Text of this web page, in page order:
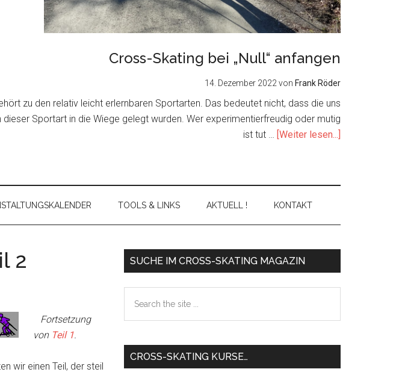
Cross-Skating bei „Null“ anfangen
14. Dezember 2022 von Frank Röder
zu den relativ leicht erlernbaren Sportarten. Das bedeutet nicht, dass die uns
dieser Sportart in die Wiege gelegt wurden. Wer experimentierfreudig oder mutig
ist tut … [Weiter lesen...]
TOOLS & LINKS AKTUELL ! KONTAKT
2
Fortsetzung
von Teil 1.
wir einen Teil, der steil
Primary
SUCHE IM CROSS-SKATING MAGAZIN
the
CROSS-SKATING KURSE…